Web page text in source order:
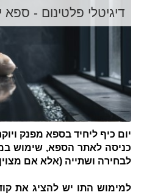
דיגיטלי פלטינום - ספא
יום כיף ליחיד בספא מפנק
לבחירה ושתייה (אלא אם
למימוש התו יש להציג את